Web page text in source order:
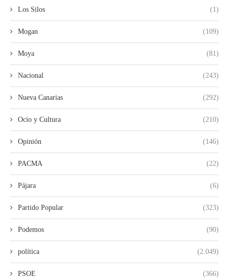
Los Silos (1)
Mogan (109)
Moya (81)
Nacional (243)
Nueva Canarias (292)
Ocio y Cultura (210)
Opinión (146)
PACMA (22)
Pájara (6)
Partido Popular (323)
Podemos (90)
política (2.049)
PSOE (366)